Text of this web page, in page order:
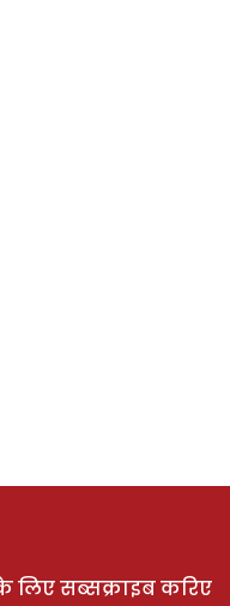
लिए सब्सक्राइब करिए